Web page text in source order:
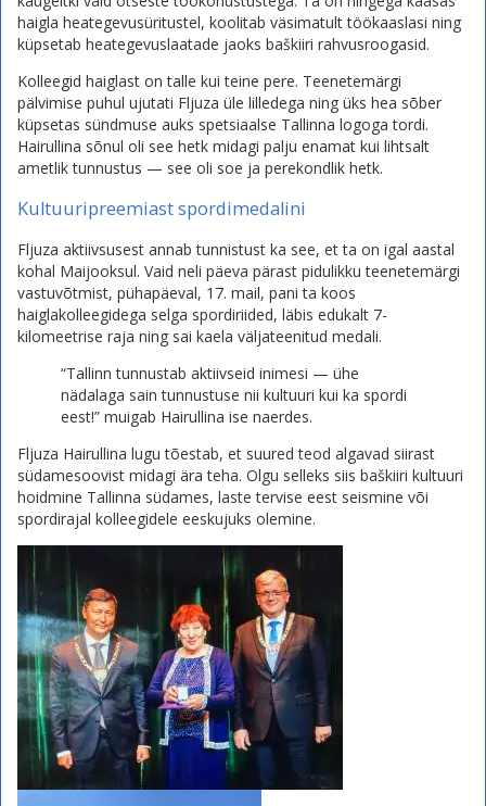
haigla heategevusüritustel, koolitab väsimatult töökaaslasi ning
küpsetab heategevuslaatade jaoks baškiiri rahvusroogasid.
Kolleegid haiglast on talle kui teine pere. Teenetemärgi
pälvimise puhul ujutati Fljuza üle lilledega ning üks hea sõber
küpsetas sündmuse auks spetsiaalse Tallinna logoga tordi.
Hairullina sõnul oli see hetk midagi palju enamat kui lihtsalt
ametlik tunnustus — see oli soe ja perekondlik hetk.
Kultuuripreemiast spordimedalini
Fljuza aktiivsusest annab tunnistust ka see, et ta on igal aastal
kohal Maijooksul. Vaid neli päeva pärast pidulikku teenetemärgi
vastuvõtmist, pühapäeval, 17. mail, pani ta koos
haiglakolleegidega selga spordiriided, läbis edukalt 7-
kilomeetrise raja ning sai kaela väljateenitud medali.
“Tallinn tunnustab aktiivseid inimesi — ühe
nädalaga sain tunnustuse nii kultuuri kui ka spordi
eest!” muigab Hairullina ise naerdes.
Fljuza Hairullina lugu tõestab, et suured teod algavad siirast
südamesoovist midagi ära teha. Olgu selleks siis baškiiri kultuuri
hoidmine Tallinna südames, laste tervise eest seismine või
spordirajal kolleegidele eeskujuks olemine.